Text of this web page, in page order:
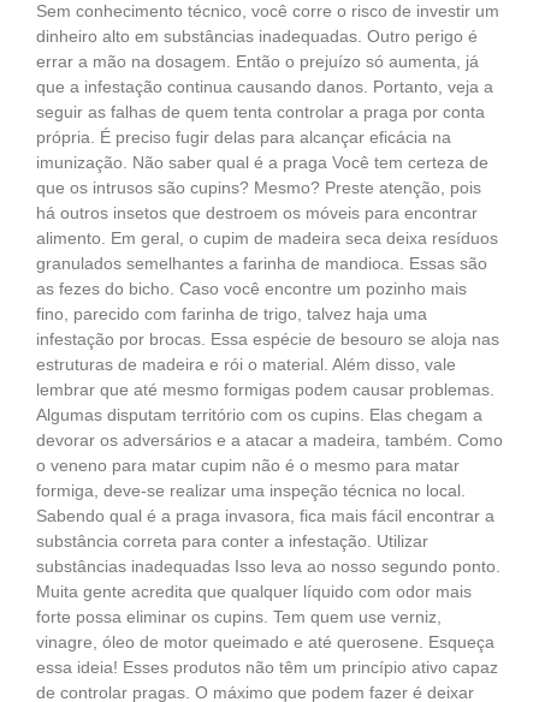
Sem conhecimento técnico, você corre o risco de investir um
dinheiro alto em substâncias inadequadas. Outro perigo é
errar a mão na dosagem. Então o prejuízo só aumenta, já
que a infestação continua causando danos. Portanto, veja a
seguir as falhas de quem tenta controlar a praga por conta
própria. É preciso fugir delas para alcançar eficácia na
imunização. Não saber qual é a praga Você tem certeza de
que os intrusos são cupins? Mesmo? Preste atenção, pois
há outros insetos que destroem os móveis para encontrar
alimento. Em geral, o cupim de madeira seca deixa resíduos
granulados semelhantes a farinha de mandioca. Essas são
as fezes do bicho. Caso você encontre um pozinho mais
fino, parecido com farinha de trigo, talvez haja uma
infestação por brocas. Essa espécie de besouro se aloja nas
estruturas de madeira e rói o material. Além disso, vale
lembrar que até mesmo formigas podem causar problemas.
Algumas disputam território com os cupins. Elas chegam a
devorar os adversários e a atacar a madeira, também. Como
o veneno para matar cupim não é o mesmo para matar
formiga, deve-se realizar uma inspeção técnica no local.
Sabendo qual é a praga invasora, fica mais fácil encontrar a
substância correta para conter a infestação. Utilizar
substâncias inadequadas Isso leva ao nosso segundo ponto.
Muita gente acredita que qualquer líquido com odor mais
forte possa eliminar os cupins. Tem quem use verniz,
vinagre, óleo de motor queimado e até querosene. Esqueça
essa ideia! Esses produtos não têm um princípio ativo capaz
de controlar pragas. O máximo que podem fazer é deixar